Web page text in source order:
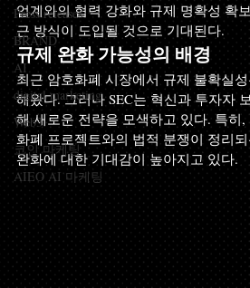
Press releases
BRAND
AI
digital marketing
Web3
코인 마케팅
AIEO AI 마케팅
업계와의 협력 강화와 규제 명확성 확
근 방식이 도입될 것으로 기대된다.
규제 완화 가능성의 배경
최근 암호화폐 시장에서 규제 불확실
해왔다. 그러나 SEC는 혁신과 투자자
해 새로운 전략을 모색하고 있다. 특히
화폐 프로젝트와의 법적 분쟁이 정리
완화에 대한 기대감이 높아지고 있다.